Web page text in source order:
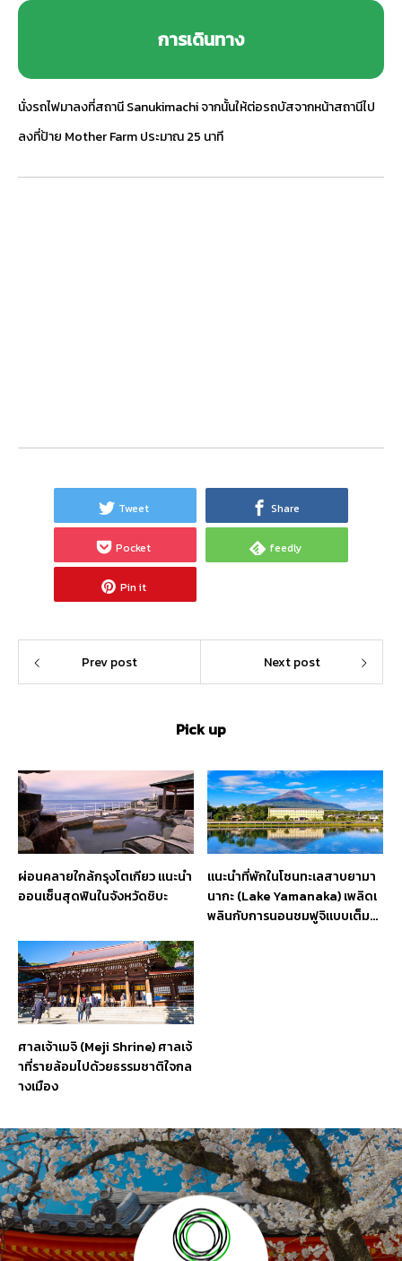
การเดินทาง
นั่งรถไฟมาลงที่สถานี Sanukimachi จากนั้นให้ต่อรถบัสจากหน้าสถานีไป
ลงที่ป้าย Mother Farm ประมาณ 25 นาที
Tweet Share
Pocket feedly
Pin it
Prev post Next post
Pick up
ผ่อนคลายใกล้กรุงโตเกียว แนะนำ
ออนเซ็นสุดฟินในจังหวัดชิบะ
แนะนำที่พักในโซนทะเลสาบยามา
นากะ (Lake Yamanaka) เพลิดเ
พลินกับการนอนชมฟูจิแบบเต็มต
ศาลเจ้าเมจิ (Meji Shrine) ศาลเจ้
าที่รายล้อมไปด้วยธรรมชาติใจกล
างเมือง